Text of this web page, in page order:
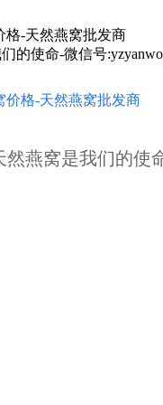
格-天然燕窝批发商
的使命-微信号
然燕窝是我们的使